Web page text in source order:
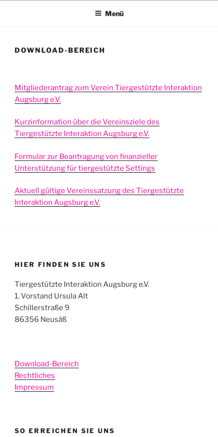
Menü
DOWNLOAD-BEREICH
Mitgliederantrag zum Verein Tiergestützte Interaktion
Augsburg e.V.
Kurzinformation über die Vereinsziele des
Tiergestützte Interaktion Augsburg e.V.
Formular zur Beantragung von finanzieller
Unterstützung für tiergestützte Settings
Aktuell gültige Vereinssatzung des Tiergestützte
Interaktion Augsburg e.V.
HIER FINDEN SIE UNS
Tiergestützte Interaktion Augsburg e.V.
1. Vorstand Ursula Alt
Schillerstraße 9
86356 Neusäß
Download-Bereich
Rechtliches
Impressum
SO ERREICHEN SIE UNS